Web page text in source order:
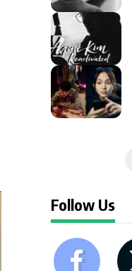
Follow Us